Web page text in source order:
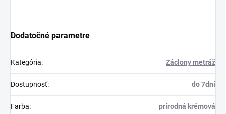
Dodatočné parametre
Kategória: Záclony metráž
Dostupnosť: do 7dní
Farba: prírodná krémová